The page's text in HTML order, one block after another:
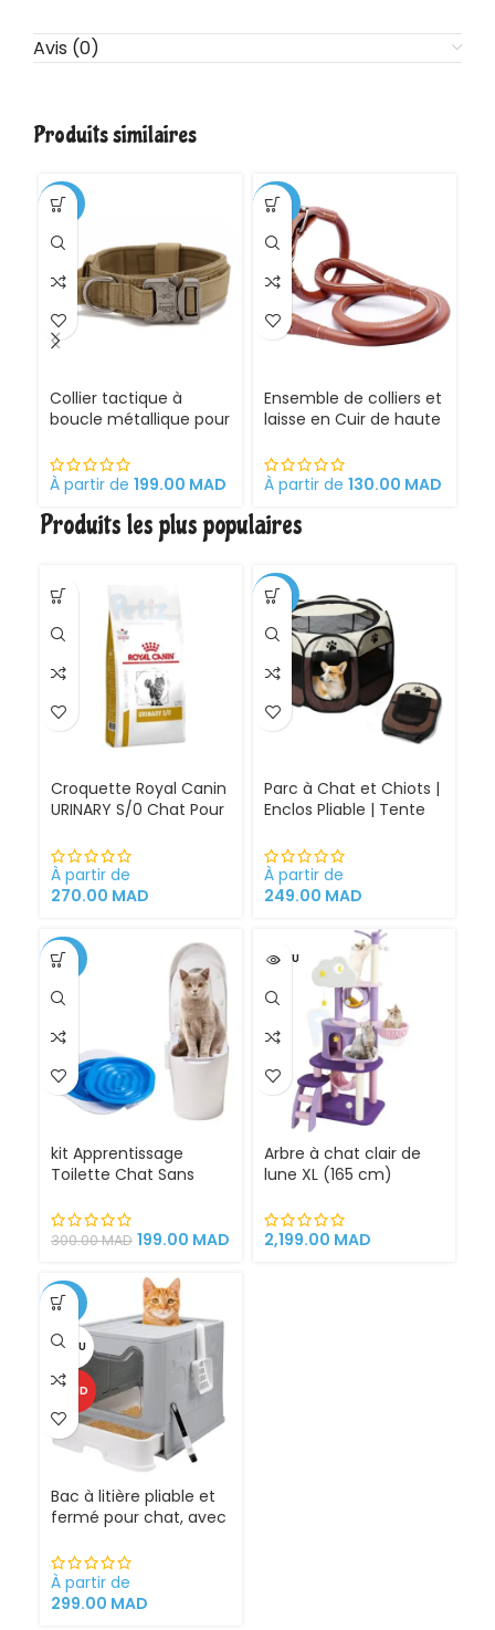
Avis (0)
Produits similaires
-35%
Collier tactique à
boucle métallique pour
À partir de 199.00 MAD
-20%
Ensemble de colliers et
laisse en Cuir de haute
À partir de 130.00 MAD
Produits les plus populaires
Croquette Royal Canin
URINARY S/0 Chat Pour
Cystite régime
médicalisé
À partir de
270.00 MAD
-30%
Parc à Chat et Chiots |
Enclos Pliable | Tente
et extérieur
À partir de
249.00 MAD
-34%
kit Apprentissage
Toilette Chat Sans
300.00MAD 199.00 MAD
VENDU
Arbre à chat clair de
lune XL (165 cm)
chat griffoirs
2,199.00 MAD
-25%
VENDU
CHAUD
Bac à litière pliable et
fermé pour chat, avec
À partir de
299.00 MAD